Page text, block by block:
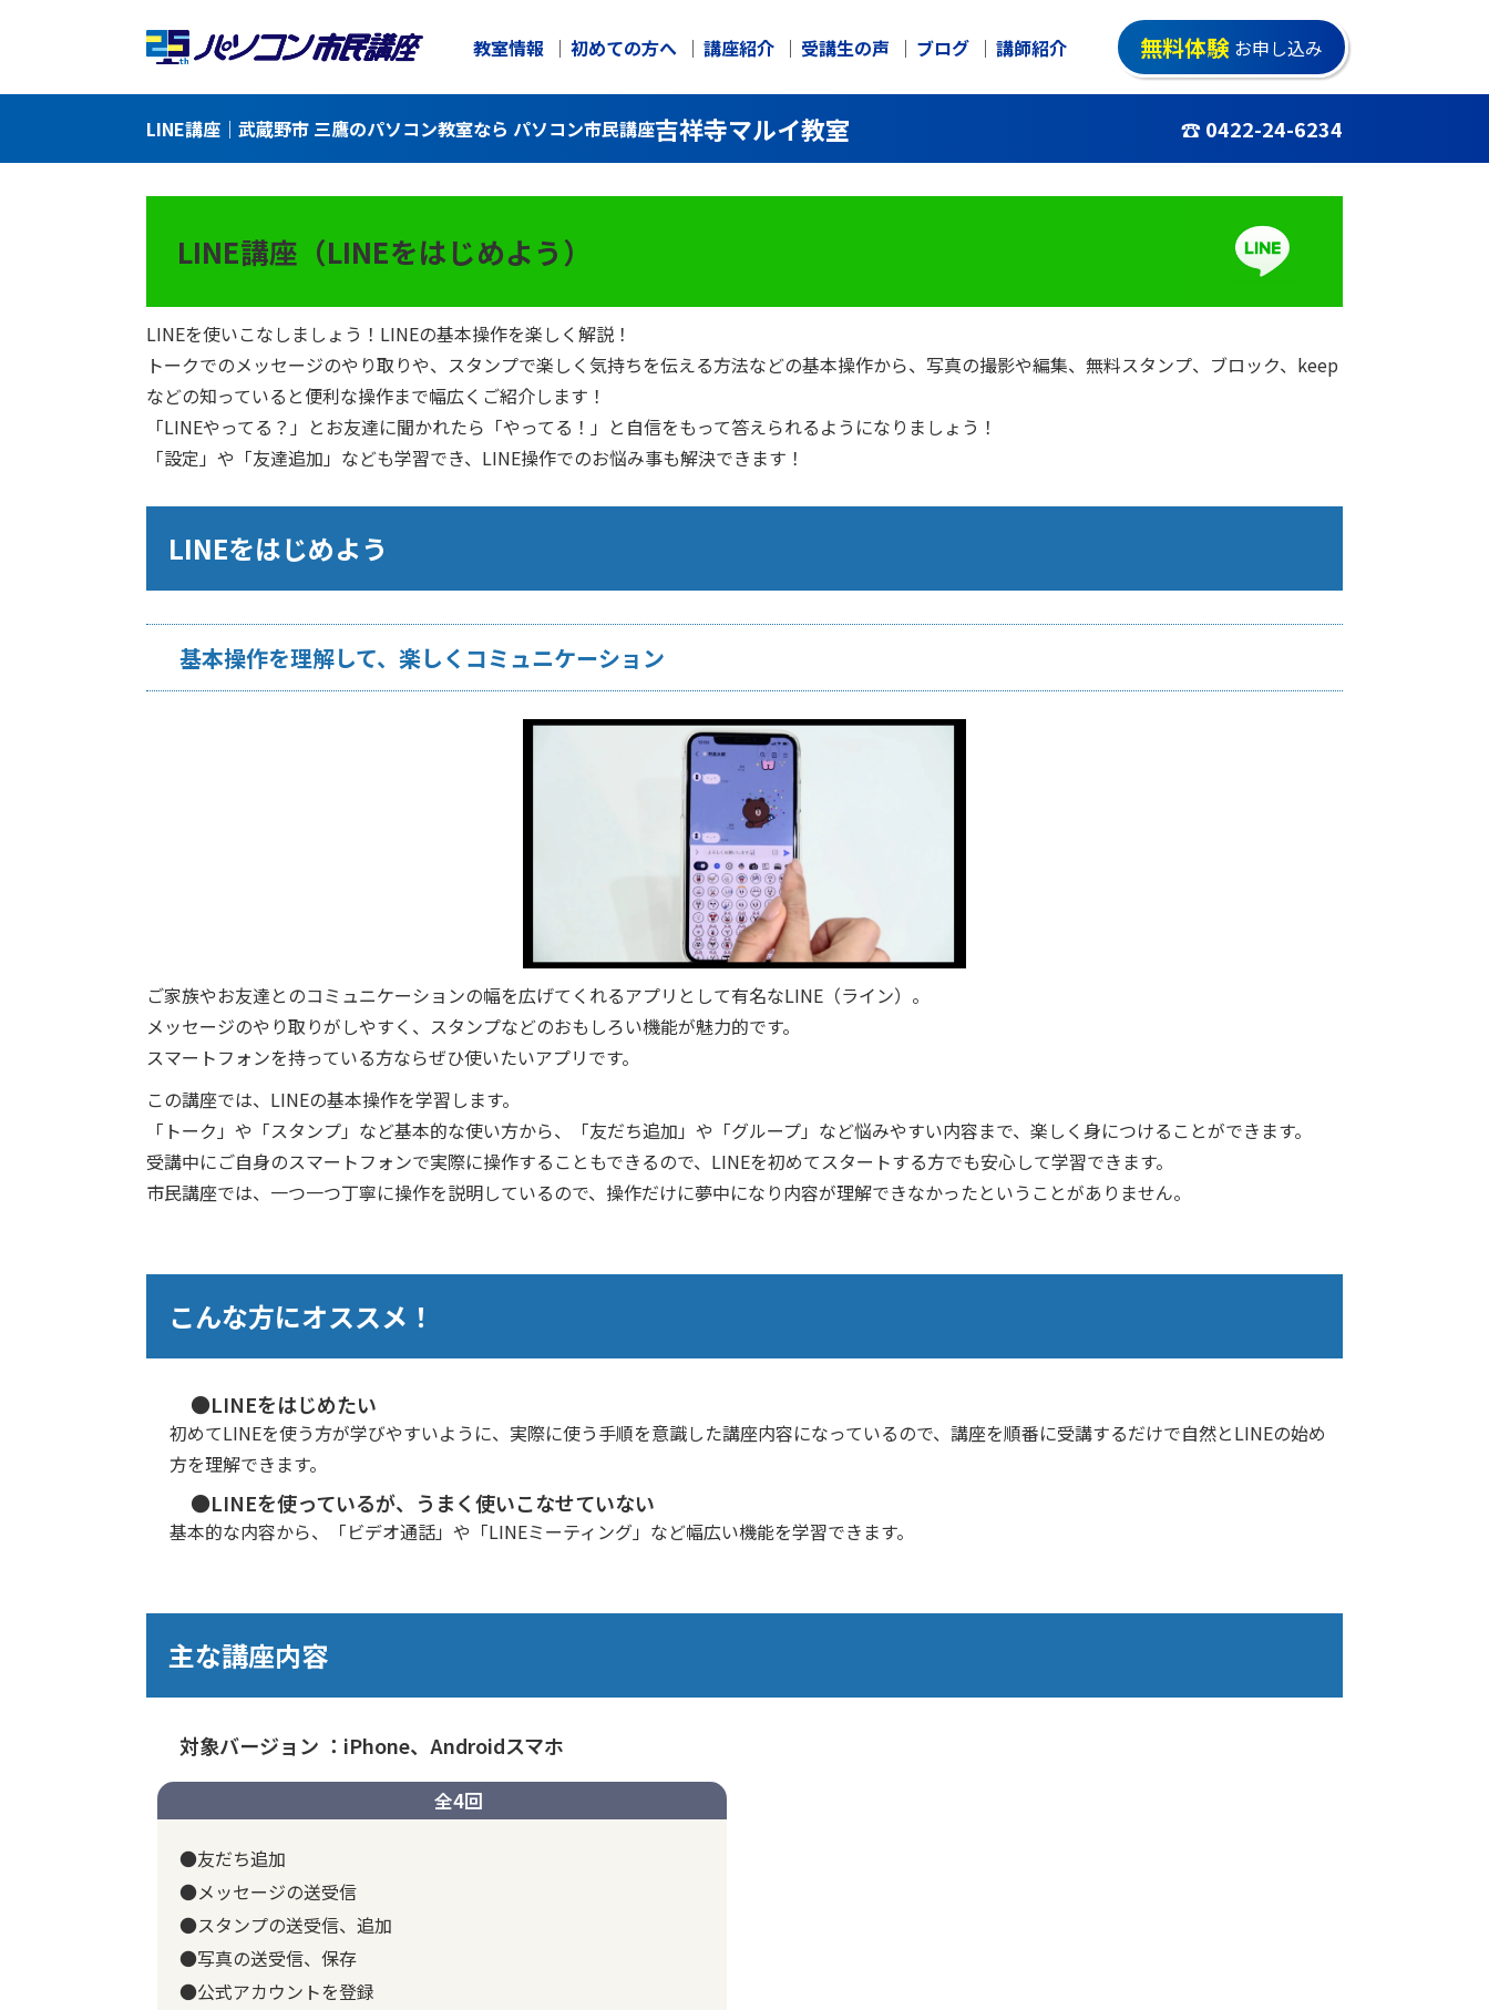
教室情報 初めての方へ 講座紹介 受講生の声 ブログ 講師紹介 無料体験 お申し込み
LINE講座｜武蔵野市 三鷹のパソコン教室なら パソコン市民講座吉祥寺マルイ教室 ☎ 0422-24-6234
LINE講座（LINEをはじめよう）
LINEを使いこなしましょう！LINEの基本操作を楽しく解説！
トークでのメッセージのやり取りや、スタンプで楽しく気持ちを伝える方法などの基本操作から、写真の撮影や編集、無料スタンプ、ブロック、keep
などの知っていると便利な操作まで幅広くご紹介します！
「LINEやってる？」とお友達に聞かれたら「やってる！」と自信をもって答えられるようになりましょう！
「設定」や「友達追加」なども学習でき、LINE操作でのお悩み事も解決できます！
LINEをはじめよう
基本操作を理解して、楽しくコミュニケーション
ご家族やお友達とのコミュニケーションの幅を広げてくれるアプリとして有名なLINE（ライン）。
メッセージのやり取りがしやすく、スタンプなどのおもしろい機能が魅力的です。
スマートフォンを持っている方ならぜひ使いたいアプリです。
この講座では、LINEの基本操作を学習します。
「トーク」や「スタンプ」など基本的な使い方から、「友だち追加」や「グループ」など悩みやすい内容まで、楽しく身につけることができます。
受講中にご自身のスマートフォンで実際に操作することもできるので、LINEを初めてスタートする方でも安心して学習できます。
市民講座では、一つ一つ丁寧に操作を説明しているので、操作だけに夢中になり内容が理解できなかったということがありません。
こんな方にオススメ！
●LINEをはじめたい
初めてLINEを使う方が学びやすいように、実際に使う手順を意識した講座内容になっているので、講座を順番に受講するだけで自然とLINEの始め
方を理解できます。
●LINEを使っているが、うまく使いこなせていない
基本的な内容から、「ビデオ通話」や「LINEミーティング」など幅広い機能を学習できます。
主な講座内容
対象バージョン ：iPhone、Androidスマホ
全4回
●友だち追加
●メッセージの送受信
●スタンプの送受信、追加
●写真の送受信、保存
●公式アカウントを登録